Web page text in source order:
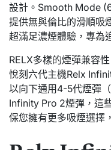
設計。Smooth Mode
提供無與倫比的滑順吸
超滿足濃煙體驗，專為
RELX多樣的煙彈兼容性
悅刻六代主機Relx
以向下通用4-5代煙彈
Infinity Pro 2煙彈，這
保您擁有更多吸煙選擇